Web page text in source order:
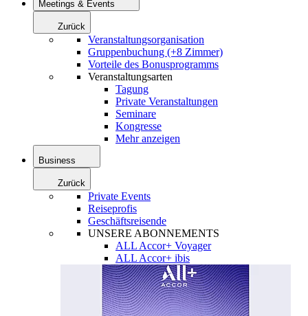
Meetings & Events
Zurück
Veranstaltungsorganisation
Gruppenbuchung (+8 Zimmer)
Vorteile des Bonusprogramms
Veranstaltungsarten
Tagung
Private Veranstaltungen
Seminare
Kongresse
Mehr anzeigen
Business
Zurück
Private Events
Reiseprofis
Geschäftsreisende
UNSERE ABONNEMENTS
ALL Accor+ Voyager
ALL Accor+ ibis